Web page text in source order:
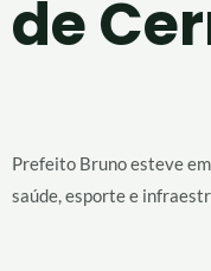
de
Prefeito Bruno esteve
saúde, esporte e